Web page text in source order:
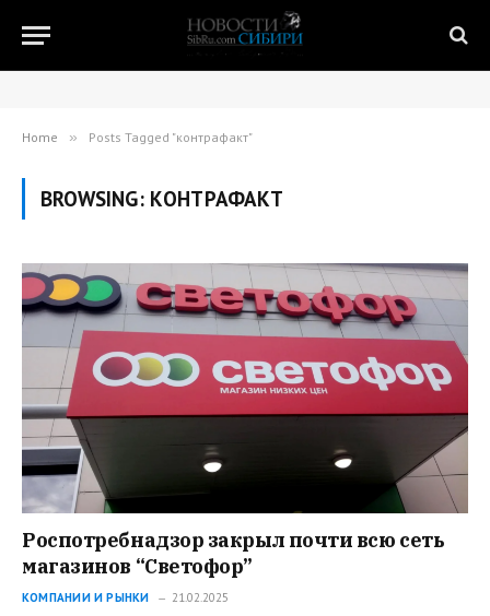
Home » Posts Tagged "контрафакт"
BROWSING: КОНТРАФАКТ
Роспотребнадзор закрыл почти всю сеть
магазинов “Светофор”
КОМПАНИИ И РЫНКИ 21.02.2025